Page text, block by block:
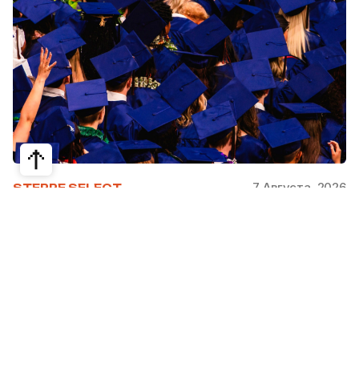
STEPPE SELECT 7 Августа, 2026